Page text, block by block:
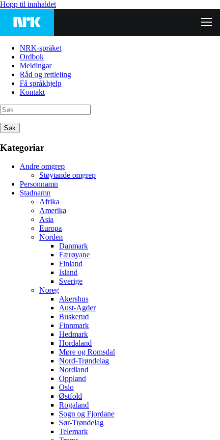
Hopp til innhaldet
NRK-språket
Ordbok
Meldingar
Råd og rettleiing
Få språkhjelp
Kontakt
Søk
Kategoriar
Andre omgrep
Støytande omgrep
Personnamn
Stadnamn
Afrika
Amerika
Asia
Europa
Norden
Danmark
Færøyane
Finland
Island
Sverige
Noreg
Akershus
Aust-Agder
Buskerud
Finnmark
Hedmark
Hordaland
Møre og Romsdal
Nord-Trøndelag
Nordland
Oppland
Oslo
Østfold
Rogaland
Sogn og Fjordane
Sør-Trøndelag
Telemark